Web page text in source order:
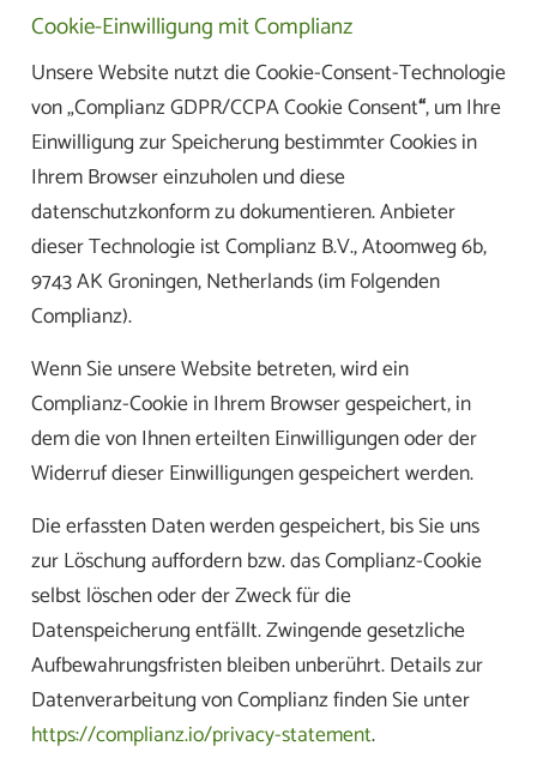
Cookie-Einwilligung mit Complianz
Unsere Website nutzt die Cookie-Consent-Technologie
von „Complianz GDPR/CCPA Cookie Consent“, um Ihre
Einwilligung zur Speicherung bestimmter Cookies in
Ihrem Browser einzuholen und diese
datenschutzkonform zu dokumentieren. Anbieter
dieser Technologie ist Complianz B.V., Atoomweg 6b,
9743 AK Groningen, Netherlands (im Folgenden
Complianz).
Wenn Sie unsere Website betreten, wird ein
Complianz-Cookie in Ihrem Browser gespeichert, in
dem die von Ihnen erteilten Einwilligungen oder der
Widerruf dieser Einwilligungen gespeichert werden.
Die erfassten Daten werden gespeichert, bis Sie uns
zur Löschung auffordern bzw. das Complianz-Cookie
selbst löschen oder der Zweck für die
Datenspeicherung entfällt. Zwingende gesetzliche
Aufbewahrungsfristen bleiben unberührt. Details zur
Datenverarbeitung von Complianz finden Sie unter
https://complianz.io/privacy-statement.